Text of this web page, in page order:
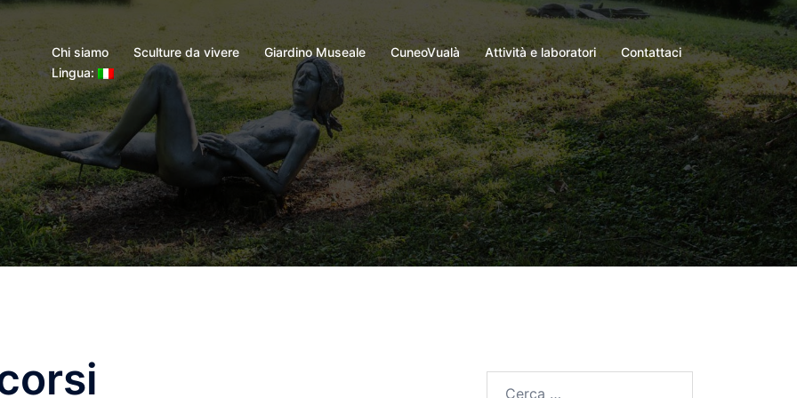
Chi siamo Sculture da vivere Giardino Museale CuneoVualà Attività e laboratori
Contattaci
Lingua: